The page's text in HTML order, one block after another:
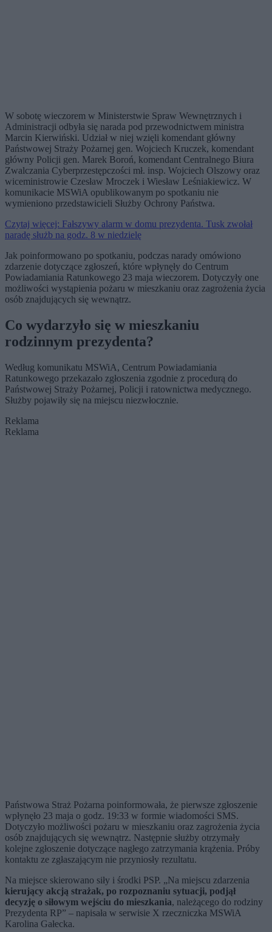
W sobotę wieczorem w Ministerstwie Spraw Wewnętrznych i
Administracji odbyła się narada pod przewodnictwem ministra
Marcin Kierwiński. Udział w niej wzięli komendant główny
Państwowej Straży Pożarnej gen. Wojciech Kruczek, komendant
główny Policji gen. Marek Boroń, komendant Centralnego Biura
Zwalczania Cyberprzestępczości mł. insp. Wojciech Olszowy oraz
wiceministrowie Czesław Mroczek i Wiesław Leśniakiewicz. W
komunikacie MSWiA opublikowanym po spotkaniu nie
wymieniono przedstawicieli Służby Ochrony Państwa.
Czytaj więcej: Fałszywy alarm w domu prezydenta. Tusk zwołał
naradę służb na godz. 8 w niedzielę
Jak poinformowano po spotkaniu, podczas narady omówiono
zdarzenie dotyczące zgłoszeń, które wpłynęły do Centrum
Powiadamiania Ratunkowego 23 maja wieczorem. Dotyczyły one
możliwości wystąpienia pożaru w mieszkaniu oraz zagrożenia życia
osób znajdujących się wewnątrz.
Co wydarzyło się w mieszkaniu
rodzinnym prezydenta?
Według komunikatu MSWiA, Centrum Powiadamiania
Ratunkowego przekazało zgłoszenia zgodnie z procedurą do
Państwowej Straży Pożarnej, Policji i ratownictwa medycznego.
Służby pojawiły się na miejscu niezwłocznie.
Reklama
Reklama
Państwowa Straż Pożarna poinformowała, że pierwsze zgłoszenie
wpłynęło 23 maja o godz. 19:33 w formie wiadomości SMS.
Dotyczyło możliwości pożaru w mieszkaniu oraz zagrożenia życia
osób znajdujących się wewnątrz. Następnie służby otrzymały
kolejne zgłoszenie dotyczące nagłego zatrzymania krążenia. Próby
kontaktu ze zgłaszającym nie przyniosły rezultatu.
Na miejsce skierowano siły i środki PSP. „Na miejscu zdarzenia
kierujący akcją strażak, po rozpoznaniu sytuacji, podjął
decyzję o siłowym wejściu do mieszkania, należącego do rodziny
Prezydenta RP” – napisała w serwisie X rzeczniczka MSWiA
Karolina Gałecka.